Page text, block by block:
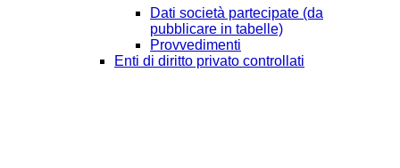
Dati società partecipate (da
pubblicare in tabelle)
Provvedimenti
Enti di diritto privato controllati